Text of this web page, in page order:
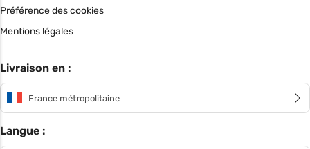
Préférence des cookies
Mentions légales
Livraison en :
France métropolitaine
Langue :